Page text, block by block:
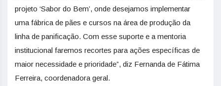
projeto ‘Sabor do Bem’, onde desejamos implementar
uma fábrica de pães e cursos na área de produção da
linha de panificação. Com esse suporte e a mentoria
institucional faremos recortes para ações específicas de
maior necessidade e prioridade”, diz Fernanda de Fátima
Ferreira, coordenadora geral.